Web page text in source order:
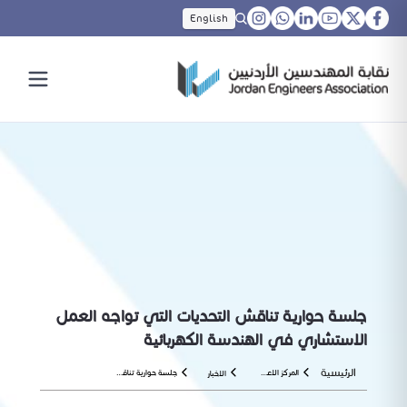
English
جلسة حوارية تناقش التحديات التي تواجه العمل
الاستشاري في الهندسة الكهربائية
الرئيسية الاخبار